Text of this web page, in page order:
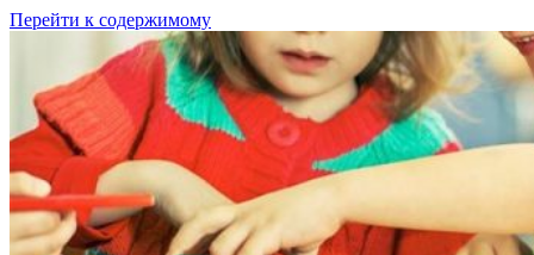
Перейти к содержимому